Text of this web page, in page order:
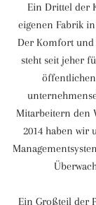
Ein Drittel der
eigenen Fabrik
Der Komfort und
steht seit jeher
Mitarbeitern den
2014 haben wir
Ein Großteil der